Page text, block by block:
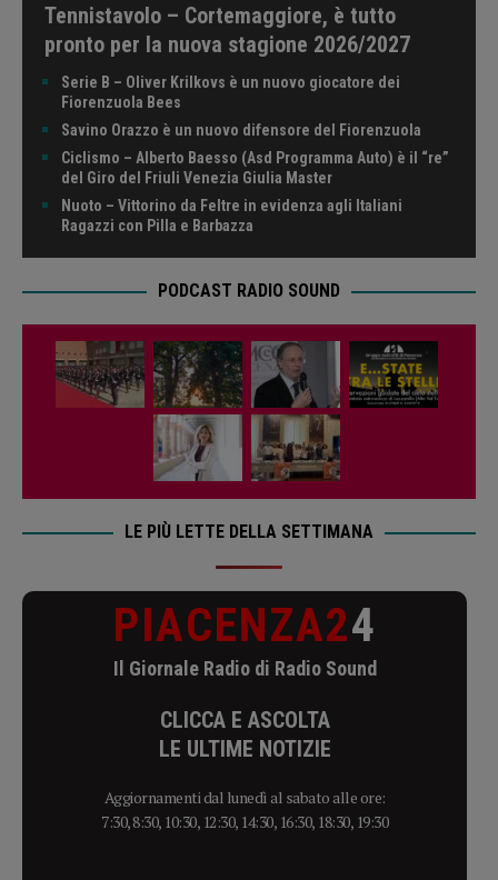
Tennistavolo – Cortemaggiore, è tutto
pronto per la nuova stagione 2026/2027
Serie B – Oliver Krilkovs è un nuovo giocatore dei
Fiorenzuola Bees
Savino Orazzo è un nuovo difensore del Fiorenzuola
Ciclismo – Alberto Baesso (Asd Programma Auto) è il “re”
del Giro del Friuli Venezia Giulia Master
Nuoto – Vittorino da Feltre in evidenza agli Italiani
Ragazzi con Pilla e Barbazza
PODCAST RADIO SOUND
LE PIÙ LETTE DELLA SETTIMANA
PIACENZA24
Il Giornale Radio di Radio Sound
CLICCA E ASCOLTA
LE ULTIME NOTIZIE
Aggiornamenti dal lunedì al sabato alle ore:
7:30, 8:30, 10:30, 12:30, 14:30, 16:30, 18:30, 19:30